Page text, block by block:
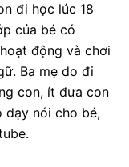
đi học lúc 18
của bé có
động và chơi
Ba mẹ do đi
con, ít đưa con
dạy nói cho bé,